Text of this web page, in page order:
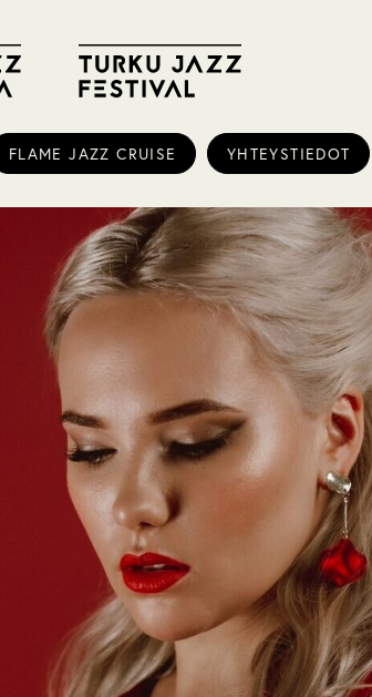
FLAME JAZZ CRUISE YHTEYSTIEDOT